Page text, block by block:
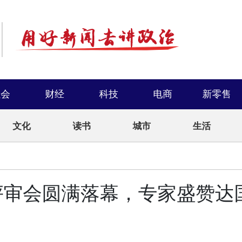
财经 科技 电商 新零售
文化 读书 城市 生活
会圆满落幕，专家盛赞达